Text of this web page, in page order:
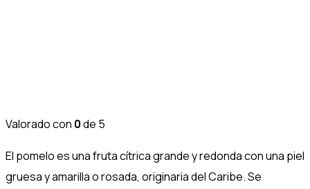
Valorado con 0de 5
El pomelo es una fruta cítrica grande y redonda con una piel
gruesa y amarilla o rosada, originaria del Caribe. Se